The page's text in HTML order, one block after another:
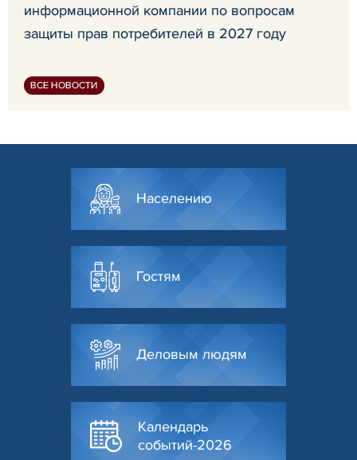
информационной компании по вопросам
защиты прав потребителей в 2027 году
ВСЕ НОВОСТИ
Населению
Гостям
Деловым людям
Календарь
событий-2026